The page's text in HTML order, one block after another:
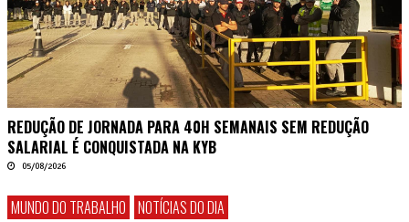
REDUÇÃO DE JORNADA PARA 40H SEMANAIS SEM REDUÇÃO
SALARIAL É CONQUISTADA NA KYB
05/08/2026
MUNDO DO TRABALHO NOTÍCIAS DO DIA